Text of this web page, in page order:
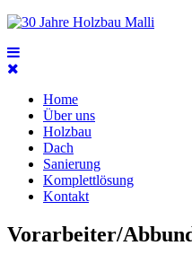
Home
Über uns
Holzbau
Dach
Sanierung
Komplettlösung
Kontakt
Vorarbeiter/